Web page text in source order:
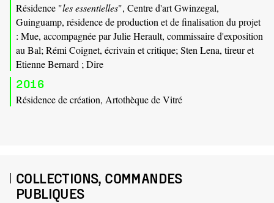
Résidence "les essentielles", Centre d'art Gwinzegal,
Guinguamp, résidence de production et de finalisation du projet
: Mue, accompagnée par Julie Herault, commissaire d'exposition
au Bal; Rémi Coignet, écrivain et critique; Sten Lena, tireur et
Etienne Bernard ; Dire
2016
Résidence de création, Artothèque de Vitré
COLLECTIONS, COMMANDES
PUBLIQUES